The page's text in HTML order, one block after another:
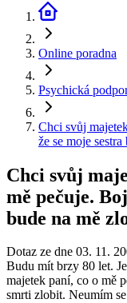
Online poradna
Psychická
Chci svůj
že se moje
Chci svůj
mě pečuje.
bude na mě
Dotaz ze dne 03. 11.
Budu mít brzy 80 let.
majetek paní, co o mě
smrti zlobit. Neumím